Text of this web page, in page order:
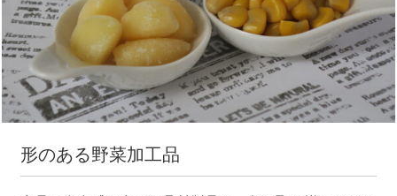
形のある野菜加工品